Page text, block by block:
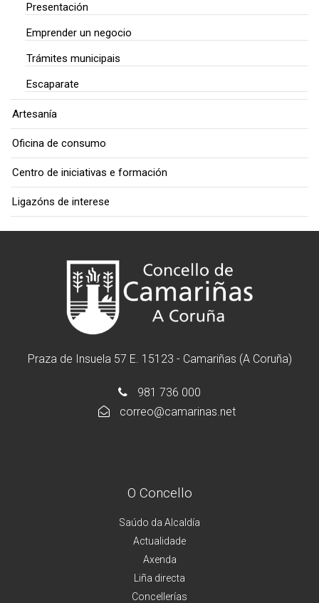
Presentación
Emprender un negocio
Trámites municipais
Escaparate
Artesanía
Oficina de consumo
Centro de iniciativas e formación
Ligazóns de interese
Praza de Insuela 57 E. 15123 - Camariñas (A Coruña)
981 736 000
correo@camarinas.net
O Concello
Saúdo da Alcaldía
Actualidade
Axenda
Liña directa
Concellerías